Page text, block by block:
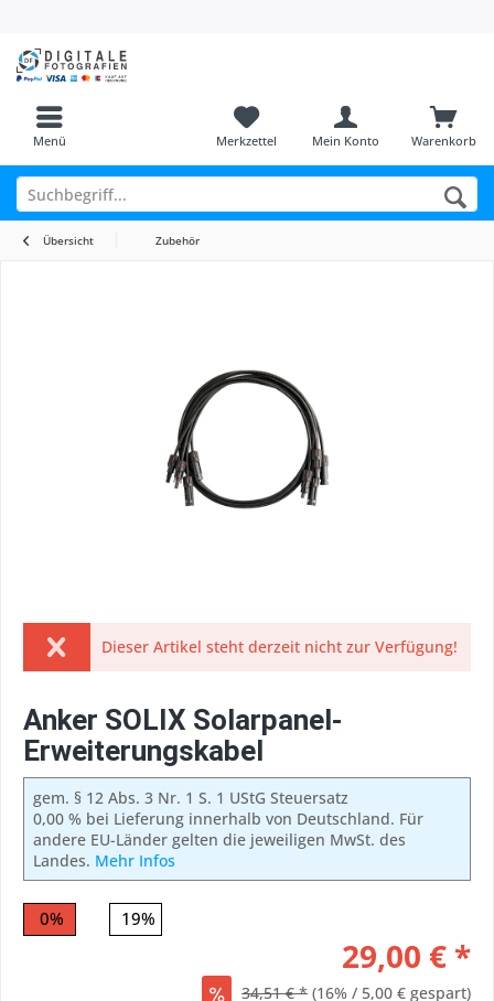
Menü Warenkorb
Merkzettel Mein Konto
Übersicht Zubehör
Dieser Artikel steht derzeit nicht zur Verfügung!
Anker SOLIX Solarpanel-
Erweiterungskabel
gem. § 12 Abs. 3 Nr. 1 S. 1 UStG Steuersatz
0,00 % bei Lieferung innerhalb von Deutschland. Für
andere EU-Länder gelten die jeweiligen MwSt. des
Landes. Mehr Infos
0% 19%
29,00 € *
34,51 € * (16% / 5,00 € gespart)